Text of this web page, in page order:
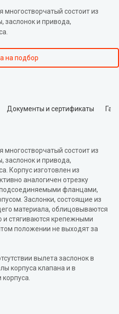
НО(КЛ)-АХВ-ВН-…
многостворчатый состоит из
заслонок и привода,
на подбор
Документы и сертификаты
многостворчатый состоит из
заслонок и привода,
Корпус изготовлен из
аналогичен отрезку
фланцами,
Заслонки, состоящие из
материала, облицовываются
и стягиваются крепежными
положении не выходят за
вылета заслонок в
корпуса клапана и в